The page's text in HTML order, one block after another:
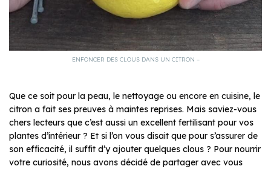
ENFONCER DES CLOUS DANS UN CITRON –
Que ce soit pour la peau, le nettoyage ou encore en cuisine, le
citron a fait ses preuves à maintes reprises. Mais saviez-vous
chers lecteurs que c’est aussi un excellent fertilisant pour vos
plantes d’intérieur ? Et si l’on vous disait que pour s’assurer de
son efficacité, il suffit d’y ajouter quelques clous ? Pour nourrir
votre curiosité, nous avons décidé de partager avec vous